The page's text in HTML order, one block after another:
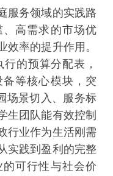
服务领域的实践路
高需求的市场优
效率的提升作用。
的预算分配表，
等核心模块，突
场景切入、服务标
生团队能有效控制
行业作为生活刚需
实践到盈利的完整
可行性与社会价